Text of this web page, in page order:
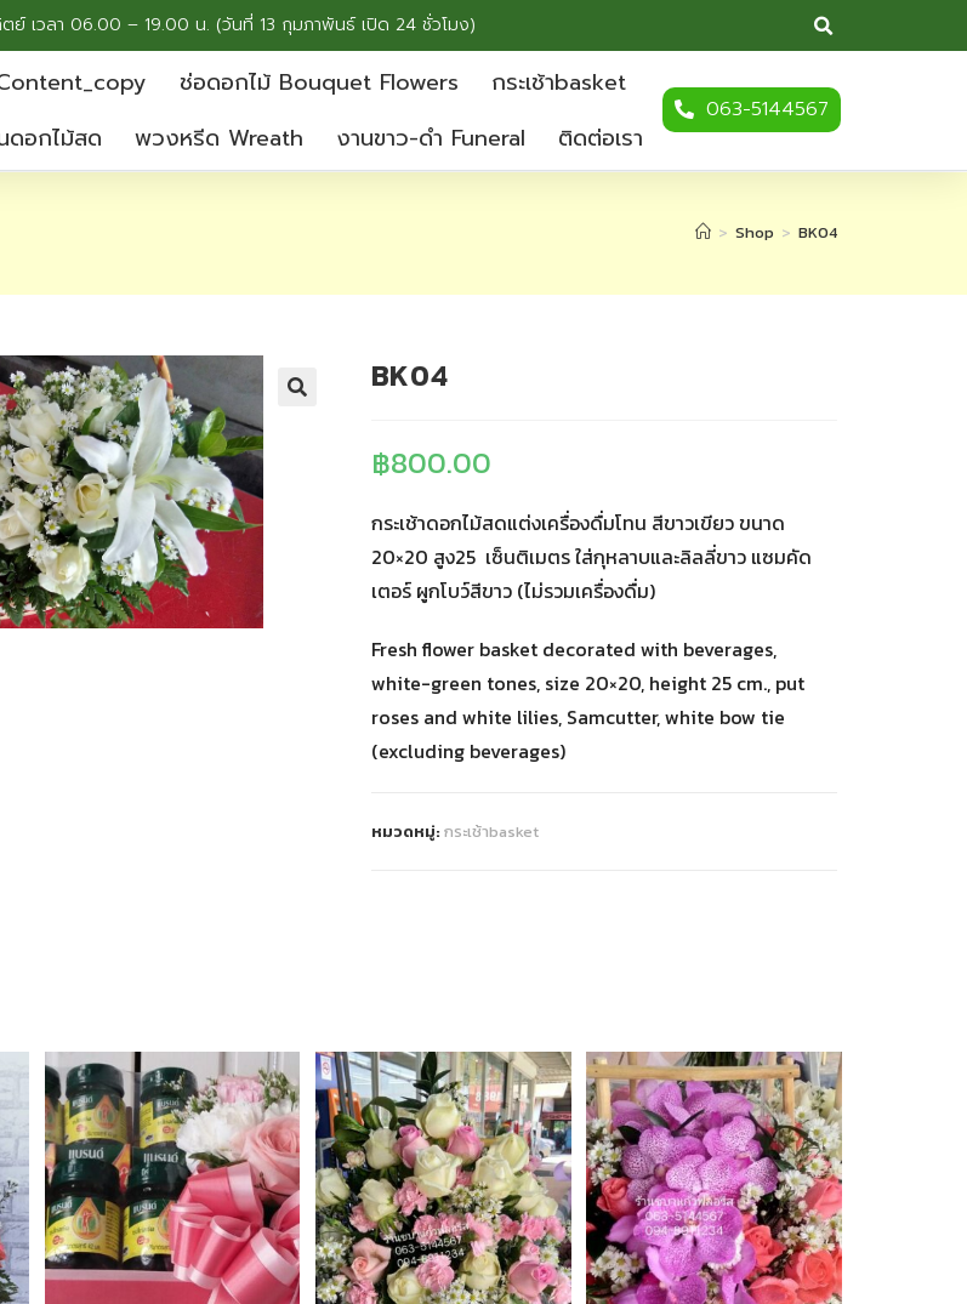
ย์ เวลา 06.00 – 19.00 น. (วันที่ 13 กุมภาพันธ์ เปิด 24 ชั่วโมง)
ช่อดอกไม้ Bouquet Flowers
กระเช้าbasket
ดอกไม้สด
พวงหรีด Wreath งานขาว-ดำ Funeral ติดต่อเรา
063-5144567
> Shop > BK04
BK04
฿800.00
กระเช้าดอกไม้สดแต่งเครื่องดื่มโทน สีขาวเขียว ขนาด
20×20 สูง25 เซ็นติเมตร ใส่กุหลาบและลิลลี่ขาว แซมคัด
เตอร์ ผูกโบว์สีขาว (ไม่รวมเครื่องดื่ม)
Fresh flower basket decorated with beverages,
white-green tones, size 20×20, height 25 cm., put
roses and white lilies, Samcutter, white bow tie
(excluding beverages)
หมวดหมู่:กระเช้าbasket